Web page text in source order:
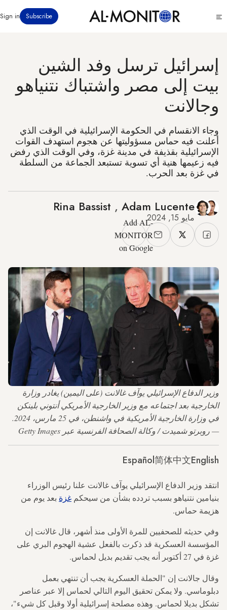
إلى
Subscribe
Sign in
إسرائيل ترسل وفد الشين
بيت إلى مصر واشتباك نتنياهو
وجالانت
وجاء الانقسام في الحكومة الإسرائيلية في الوقت الذي
أعلنت فيه حماس مسؤوليتها عن هجوم استهدف القوات
الإسرائيلية بقذيفة في مدينة غزة، وفي الوقت الذي رفض
فيه زعيمها هنية أي تسوية تستبعد الجماعة من السلطة
في غزة بعد الحرب.
Rina Bassist , Adam Lucente
مايو 15, 2024
Add AL-
MONITOR
on Google
وزير الدفاع الإسرائيلي يوآف غالانت (على اليمين) يغادر وزارة
الخارجية بعد اجتماعه مع وزير الخارجية الأمريكي أنتوني بلينكن
في وزارة الخارجية الأمريكية في واشنطن، في 25 مارس، 2024.
— روبرتو شميدت / وكالة الصحافة الفرنسية عبر Getty Images
English
简体中文
Español
انتقد وزير الدفاع الإسرائيلي يوآف غالانت علنا رئيس الوزراء
بنيامين نتنياهو بسبب تردده بشأن من سيحكم غزة بعد يوم من
هزيمة حماس.
وفي حديثه للصحفيين للمرة الأولى منذ أشهر، قال غالانت إن
المؤسسة العسكرية قد ذكرت بالفعل عشية الهجوم البري على
غزة في 27 أكتوبر أنه يجب تقديم بديل لحماس.
وقال جالانت إن "الحملة العسكرية يجب أن تنتهي بعمل
دبلوماسي. ولا يمكن تحقيق اليوم التالي لحماس إلا عبر عناصر
تشكل بديلا لحماس. وهذه مصلحة إسرائيلية أولا وقبل كل شيء"،